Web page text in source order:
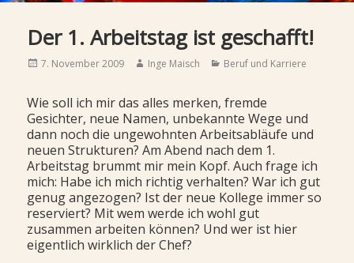
Der 1. Arbeitstag ist geschafft!
Posted
7. November 2009 Author
Inge Maisch Categories
Beruf und Karriere
Wie soll ich mir das alles merken, fremde
Gesichter, neue Namen, unbekannte Wege und
dann noch die ungewohnten Arbeitsabläufe und
neuen Strukturen? Am Abend nach dem 1.
Arbeitstag brummt mir mein Kopf. Auch frage ich
mich: Habe ich mich richtig verhalten? War ich gut
genug angezogen? Ist der neue Kollege immer so
reserviert? Mit wem werde ich wohl gut
zusammen arbeiten können? Und wer ist hier
eigentlich wirklich der Chef?